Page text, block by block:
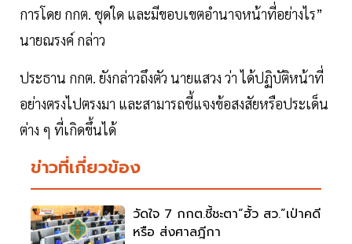
การโดย กกต. ชุดใด และมีขอบเขตอำนาจหน้าที่อย่างไร”
นายณรงค์ กล่าว
ประธาน กกต. ยังกล่าวถึงตัว นายแสวง ว่า ได้ปฏิบัติหน้าที่
อย่างตรงไปตรงมา และสามารถชี้แจงข้อสงสัยหรือประเด็น
ต่าง ๆ ที่เกิดขึ้นได้
ข่าวที่เกี่ยวข้อง
วัดใจ 7 กกต.ชี้ชะตา“ฮั้ว สว.”เป่าคดี
หรือ ส่งศาลฎีกา